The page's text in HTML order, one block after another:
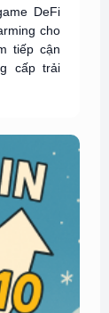
DeFi
cho
tiếp cận
cấp trải